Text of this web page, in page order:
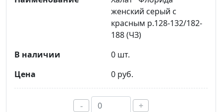
женский серый с
красным р.128-132/182-
188 (ЧЗ)
0 шт.
0 руб.
- +